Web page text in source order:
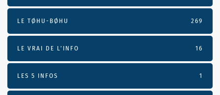
LE TØHU-BØHU 269
LE VRAI DE L’INFO 16
LES 5 INFOS 1